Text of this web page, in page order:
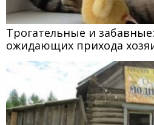
Трогательные и
ожидающих прихода